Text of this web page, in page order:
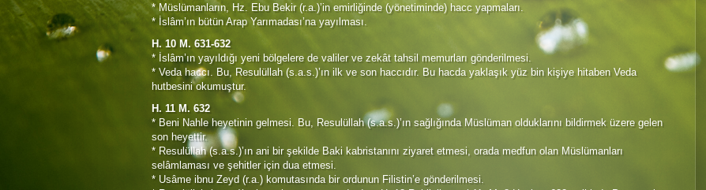
* Müslümanların, Hz. Ebu Bekir (r.a.)’in emirliğinde (yönetiminde) hacc yapmaları.
* İslâm’ın bütün Arap Yarımadası’na yayılması.
H. 10 M. 631-632
* İslâm’ın yayıldığı yeni bölgelere de valiler ve zekât tahsil memurları gönderilmesi.
* Veda haccı. Bu, Resulüllah (s.a.s.)’ın ilk ve son haccıdır. Bu hacda yaklaşık yüz bin kişiye hitaben Veda
hutbesini okumuştur.
H. 11 M. 632
* Beni Nahle heyetinin gelmesi. Bu, Resulüllah (s.a.s.)’ın sağlığında Müslüman olduklarını bildirmek üzere gelen
son heyettir.
* Resulüllah (s.a.s.)’ın ani bir şekilde Baki kabristanını ziyaret etmesi, orada medfun olan Müslümanları
selâmlaması ve şehitler için dua etmesi.
* Usâme ibnu Zeyd (r.a.) komutasında bir ordunun Filistin’e gönderilmesi.